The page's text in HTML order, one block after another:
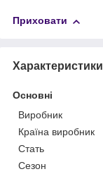
Приховати
Характеристики
Основні
Виробник
Країна виробник
Стать
Сезон